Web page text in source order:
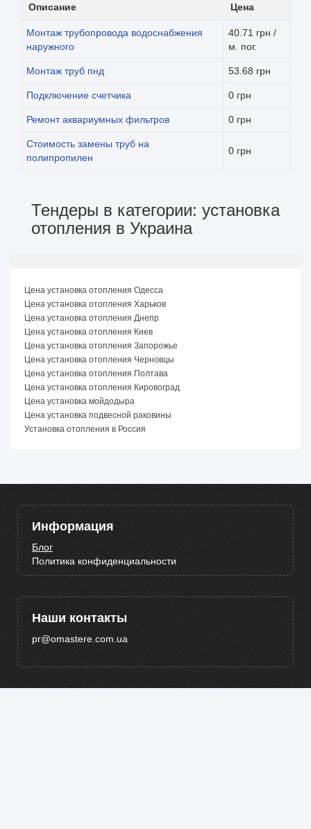
Описание Цена
Монтаж трубопровода водоснабжения
наружного
40.71 грн /
м. пог.
Монтаж труб пнд 53.68 грн
Подключение счетчика 0 грн
Ремонт аквариумных фильтров 0 грн
Стоимость замены труб на
полипропилен
0 грн
Тендеры в категории: установка
отопления в Украина
Цена установка отопления Одесса
Цена установка отопления Харьков
Цена установка отопления Днепр
Цена установка отопления Киев
Цена установка отопления Запорожье
Цена установка отопления Черновцы
Цена установка отопления Полтава
Цена установка отопления Кировоград
Цена установка мойдодыра
Цена установка подвесной раковины
Установка отопления в Россия
Информация
Блог
Политика конфиденциальности
Наши контакты
pr@omastere.com.ua